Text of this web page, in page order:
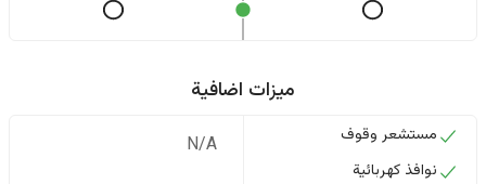
ميزات اضافية
مستشعر وقوف
نوافذ كهربائية
N/A